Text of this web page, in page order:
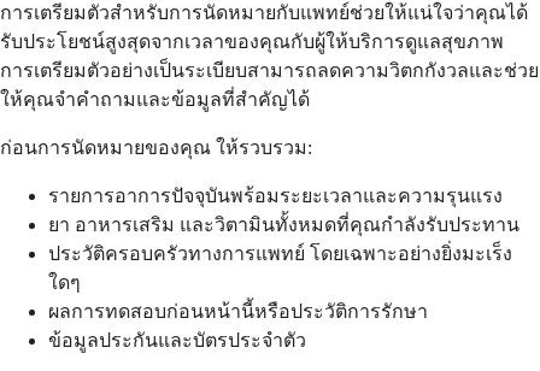
การเตรียมตัวสำหรับการนัดหมายกับแพทย์ช่วยให้แน่ใจว่าคุณได้
รับประโยชน์สูงสุดจากเวลาของคุณกับผู้ให้บริการดูแลสุขภาพ
การเตรียมตัวอย่างเป็นระเบียบสามารถลดความวิตกกังวลและช่วย
ให้คุณจำคำถามและข้อมูลที่สำคัญได้
ก่อนการนัดหมายของคุณ ให้รวบรวม:
รายการอาการปัจจุบันพร้อมระยะเวลาและความรุนแรง
ยา อาหารเสริม และวิตามินทั้งหมดที่คุณกำลังรับประทาน
ประวัติครอบครัวทางการแพทย์ โดยเฉพาะอย่างยิ่งมะเร็ง
ใดๆ
ผลการทดสอบก่อนหน้านี้หรือประวัติการรักษา
ข้อมูลประกันและบัตรประจำตัว